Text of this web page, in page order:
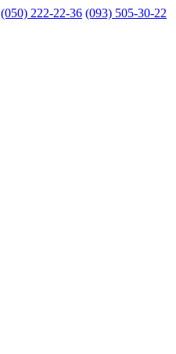
(050) 222-22-36 (093) 505-30-22